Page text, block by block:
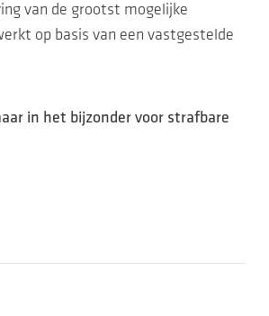
van de grootst mogelijke
op basis van een vastgestelde
in het bijzonder voor strafbare